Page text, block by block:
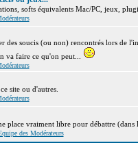
softs équivalents Mac/PC, jeux,
des soucis (ou non) rencontrés lors de
va faire ce qu'on peut...
site ou d'autres.
place vraiment libre pour débattre (dans
des Modérateurs